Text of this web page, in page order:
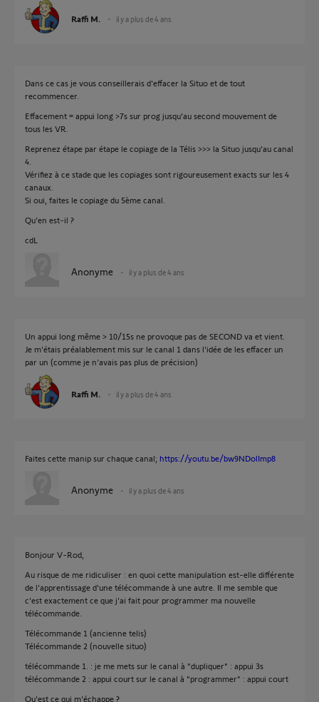
Raffi M. il y a plus de 4 ans
Dans ce cas je vous conseillerais d'effacer la Situo et de tout
recommencer.
Effacement = appui long >7s sur prog jusqu'au second mouvement de
tous les VR.
Reprenez étape par étape le copiage de la Télis >>> la Situo jusqu'au canal
4.
Vérifiez à ce stade que les copiages sont rigoureusement exacts sur les 4
canaux.
Si oui, faites le copiage du 5ème canal.
Qu'en est-il ?
cdL
Anonyme il y a plus de 4 ans
Un appui long même > 10/15s ne provoque pas de SECOND va et vient.
Je m'étais préalablement mis sur le canal 1 dans l'idée de les effacer un
par un (comme je n'avais pas plus de précision)
Raffi M. il y a plus de 4 ans
Faites cette manip sur chaque canal; https://youtu.be/bw9NDolImp8
Anonyme il y a plus de 4 ans
Bonjour V-Rod,
Au risque de me ridiculiser : en quoi cette manipulation est-elle différente
de l'apprentissage d'une télécommande à une autre. Il me semble que
c'est exactement ce que j'ai fait pour programmer ma nouvelle
télécommande.
Télécommande 1 (ancienne telis)
Télécommande 2 (nouvelle situo)
télécommande 1. : je me mets sur le canal à "dupliquer" : appui 3s
télécommande 2 : appui court sur le canal à "programmer" : appui court
Qu'est ce qui m'échappe ?